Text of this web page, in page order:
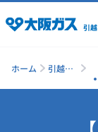
引
引越しの準
ホーム
引越し
積り